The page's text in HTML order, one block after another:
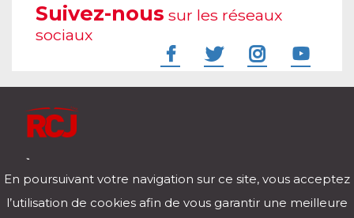
Suivez-nous sur les réseaux
sociaux
Télécharger notre application pour iOs et Android
En poursuivant votre navigation sur ce site, vous acceptez
l’utilisation de cookies afin de vous garantir une meilleure